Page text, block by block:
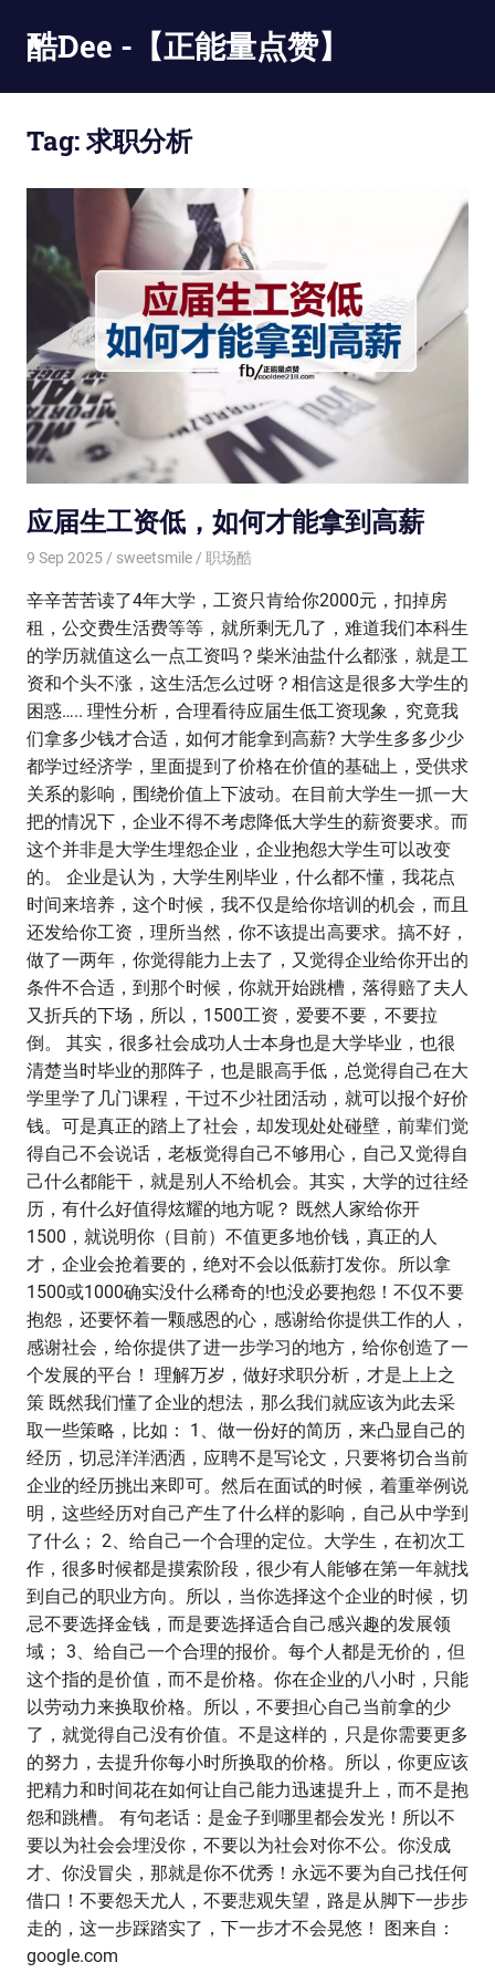
content
酷Dee -【正能量点赞】
最
酷
Tag:求职分析
应届生工资低，如何才能拿到高薪
9 Sep 2025 sweetsmile 职场酷
辛辛苦苦读了4年大学，工资只肯给你2000元，扣掉房
租，公交费生活费等等，就所剩无几了，难道我们本科生
的学历就值这么一点工资吗？柴米油盐什么都涨，就是工
资和个头不涨，这生活怎么过呀？相信这是很多大学生的
困惑….. 理性分析，合理看待应届生低工资现象，究竟我
们拿多少钱才合适，如何才能拿到高薪? 大学生多多少少
都学过经济学，里面提到了价格在价值的基础上，受供求
关系的影响，围绕价值上下波动。在目前大学生一抓一大
把的情况下，企业不得不考虑降低大学生的薪资要求。而
这个并非是大学生埋怨企业，企业抱怨大学生可以改变
的。 企业是认为，大学生刚毕业，什么都不懂，我花点
时间来培养，这个时候，我不仅是给你培训的机会，而且
还发给你工资，理所当然，你不该提出高要求。搞不好，
做了一两年，你觉得能力上去了，又觉得企业给你开出的
条件不合适，到那个时候，你就开始跳槽，落得赔了夫人
又折兵的下场，所以，1500工资，爱要不要，不要拉
倒。 其实，很多社会成功人士本身也是大学毕业，也很
清楚当时毕业的那阵子，也是眼高手低，总觉得自己在大
学里学了几门课程，干过不少社团活动，就可以报个好价
钱。可是真正的踏上了社会，却发现处处碰壁，前辈们觉
得自己不会说话，老板觉得自己不够用心，自己又觉得自
己什么都能干，就是别人不给机会。其实，大学的过往经
历，有什么好值得炫耀的地方呢？ 既然人家给你开
1500，就说明你（目前）不值更多地价钱，真正的人
才，企业会抢着要的，绝对不会以低薪打发你。所以拿
1500或1000确实没什么稀奇的!也没必要抱怨！不仅不要
抱怨，还要怀着一颗感恩的心，感谢给你提供工作的人，
感谢社会，给你提供了进一步学习的地方，给你创造了一
个发展的平台！ 理解万岁，做好求职分析，才是上上之
策 既然我们懂了企业的想法，那么我们就应该为此去采
取一些策略，比如： 1、做一份好的简历，来凸显自己的
经历，切忌洋洋洒洒，应聘不是写论文，只要将切合当前
企业的经历挑出来即可。然后在面试的时候，着重举例说
明，这些经历对自己产生了什么样的影响，自己从中学到
了什么； 2、给自己一个合理的定位。大学生，在初次工
作，很多时候都是摸索阶段，很少有人能够在第一年就找
到自己的职业方向。所以，当你选择这个企业的时候，切
忌不要选择金钱，而是要选择适合自己感兴趣的发展领
域； 3、给自己一个合理的报价。每个人都是无价的，但
这个指的是价值，而不是价格。你在企业的八小时，只能
以劳动力来换取价格。所以，不要担心自己当前拿的少
了，就觉得自己没有价值。不是这样的，只是你需要更多
的努力，去提升你每小时所换取的价格。所以，你更应该
把精力和时间花在如何让自己能力迅速提升上，而不是抱
怨和跳槽。 有句老话：是金子到哪里都会发光！所以不
要以为社会会埋没你，不要以为社会对你不公。你没成
才、你没冒尖，那就是你不优秀！永远不要为自己找任何
借口！不要怨天尤人，不要悲观失望，路是从脚下一步步
走的，这一步踩踏实了，下一步才不会晃悠！ 图来自：
google.com